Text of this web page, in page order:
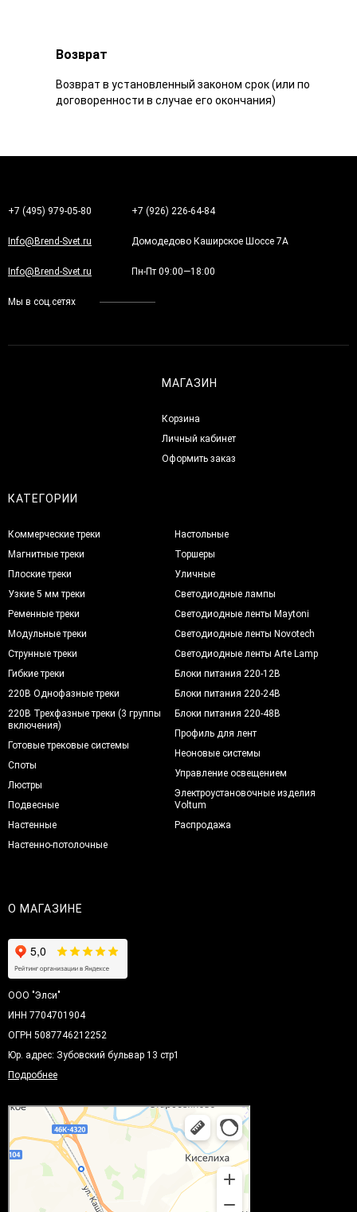
Возврат
Возврат в установленный законом срок (или по
договоренности в случае его окончания)
+7 (495) 979-05-80 +7 (926) 226-64-84
Info@Brend-Svet.ru Домодедово Каширское Шоссе 7А
Info@Brend-Svet.ru Пн-Пт 09:00—18:00
Мы в соц.сетях
МАГАЗИН
Корзина
Личный кабинет
Оформить заказ
КАТЕГОРИИ
Коммерческие треки
Магнитные треки
Плоские треки
Узкие 5 мм треки
Ременные треки
Модульные треки
Струнные треки
Гибкие треки
220В Однофазные треки
220В Трехфазные треки (3 группы
включения)
Готовые трековые системы
Споты
Люстры
Подвесные
Настенные
Настенно-потолочные
Настольные
Торшеры
Уличные
Светодиодные лампы
Светодиодные ленты Maytoni
Светодиодные ленты Novotech
Светодиодные ленты Arte Lamp
Блоки питания 220-12В
Блоки питания 220-24В
Блоки питания 220-48В
Профиль для лент
Неоновые системы
Управление освещением
Электроустановочные изделия
Voltum
Распродажа
О МАГАЗИНЕ
ООО "Элси"
ИНН 7704701904
ОГРН 5087746212252
Юр. адрес: Зубовский бульвар 13 стр1
Подробнее